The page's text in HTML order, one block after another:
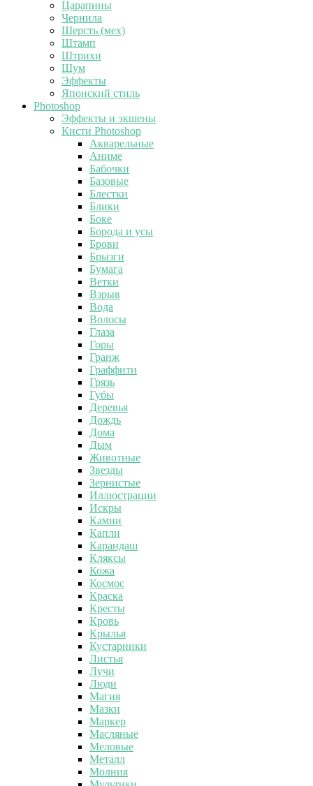
Царапины
Чернила
Шерсть (мех)
Штамп
Штрихи
Шум
Эффекты
Японский стиль
Photoshop
Эффекты и экшены
Кисти Photoshop
Акварельные
Аниме
Бабочки
Базовые
Блестки
Блики
Боке
Борода и усы
Брови
Брызги
Бумага
Ветки
Взрыв
Вода
Волосы
Глаза
Горы
Гранж
Граффити
Грязь
Губы
Деревья
Дождь
Дома
Дым
Животные
Звезды
Зернистые
Иллюстрации
Искры
Камни
Капли
Карандаш
Кляксы
Кожа
Космос
Краска
Кресты
Кровь
Крылья
Кустарники
Листья
Лучи
Люди
Магия
Мазки
Маркер
Масляные
Меловые
Металл
Молния